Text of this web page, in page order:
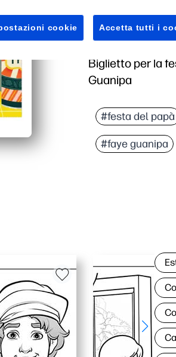
Top Shelf
Serie per la festa
Biglietto per la
Guanipa
#festa del papà
#faye guanipa
cookie Accetta tutti i